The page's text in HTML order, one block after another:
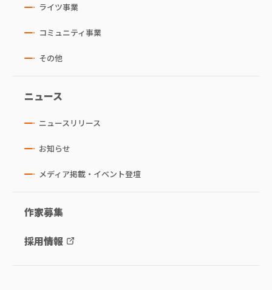
ライツ事業
コミュニティ事業
その他
ニュース
ニュースリリース
お知らせ
メディア掲載・イベント登壇
作家募集
採用情報